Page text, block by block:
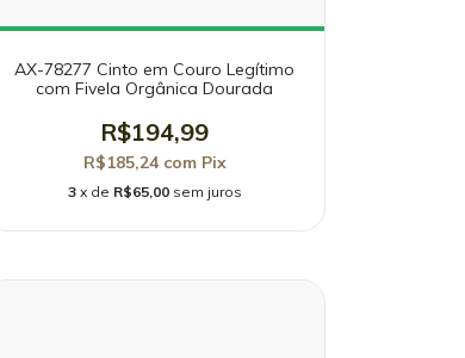
AX-78277 Cinto em Couro Legítimo
com Fivela Orgânica Dourada
R$194,99
R$185,24 com Pix
3 x de R$65,00 sem juros